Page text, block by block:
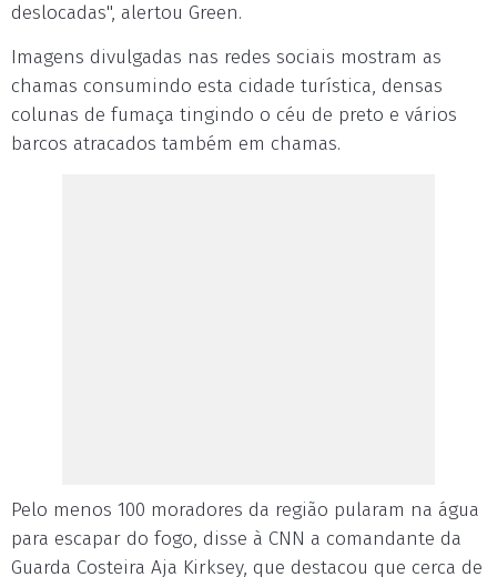
deslocadas", alertou Green.
Imagens divulgadas nas redes sociais mostram as
chamas consumindo esta cidade turística, densas
colunas de fumaça tingindo o céu de preto e vários
barcos atracados também em chamas.
Pelo menos 100 moradores da região pularam na água
para escapar do fogo, disse à CNN a comandante da
Guarda Costeira Aja Kirksey, que destacou que cerca de